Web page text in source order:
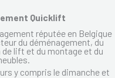
Quicklift
réputée en Belgique
du déménagement, du
lift et du montage et du
y compris le dimanche et